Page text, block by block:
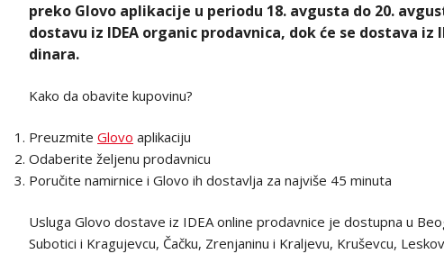
preko Glovo aplikacije u periodu 18. avgusta do 20.
dostavu iz IDEA organic prodavnica, dok će se dostava
dinara.
Kako da obavite kupovinu?
Preuzmite Glovo aplikaciju
Odaberite željenu prodavnicu
Poručite namirnice i Glovo ih dostavlja za najviše 45 minuta
Usluga Glovo dostave iz IDEA online prodavnice je dostupna u
Subotici i Kragujevcu, Čačku, Zrenjaninu i Kraljevu, Kruševcu,